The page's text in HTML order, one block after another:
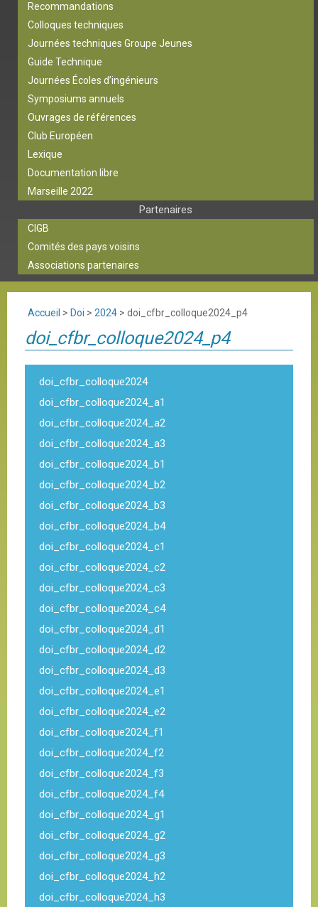
Recommandations
Colloques techniques
Journées techniques Groupe Jeunes
Guide Technique
Journées Écoles d’ingénieurs
Symposiums annuels
Ouvrages de références
Club Européen
Lexique
Documentation libre
Marseille 2022
Partenaires
CIGB
Comités des pays voisins
Associations partenaires
Accueil > Doi > 2024 > doi_cfbr_colloque2024_p4
doi_cfbr_colloque2024_p4
doi_cfbr_colloque2024
doi_cfbr_colloque2024_a1
doi_cfbr_colloque2024_a2
doi_cfbr_colloque2024_a3
doi_cfbr_colloque2024_b1
doi_cfbr_colloque2024_b2
doi_cfbr_colloque2024_b3
doi_cfbr_colloque2024_b4
doi_cfbr_colloque2024_c1
doi_cfbr_colloque2024_c2
doi_cfbr_colloque2024_c3
doi_cfbr_colloque2024_c4
doi_cfbr_colloque2024_d1
doi_cfbr_colloque2024_d2
doi_cfbr_colloque2024_d3
doi_cfbr_colloque2024_e1
doi_cfbr_colloque2024_e2
doi_cfbr_colloque2024_f1
doi_cfbr_colloque2024_f2
doi_cfbr_colloque2024_f3
doi_cfbr_colloque2024_f4
doi_cfbr_colloque2024_g1
doi_cfbr_colloque2024_g2
doi_cfbr_colloque2024_g3
doi_cfbr_colloque2024_h2
doi_cfbr_colloque2024_h3